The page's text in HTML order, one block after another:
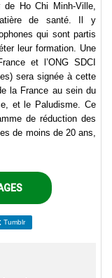
de Ho Chi Minh-Ville,
de santé. Il y
qui sont partis
leur formation. Une
et l’ONG SDCI
sera signée à cette
la France au sein du
et le Paludisme. Ce
de réduction des
de moins de 20 ans,
Tumblr